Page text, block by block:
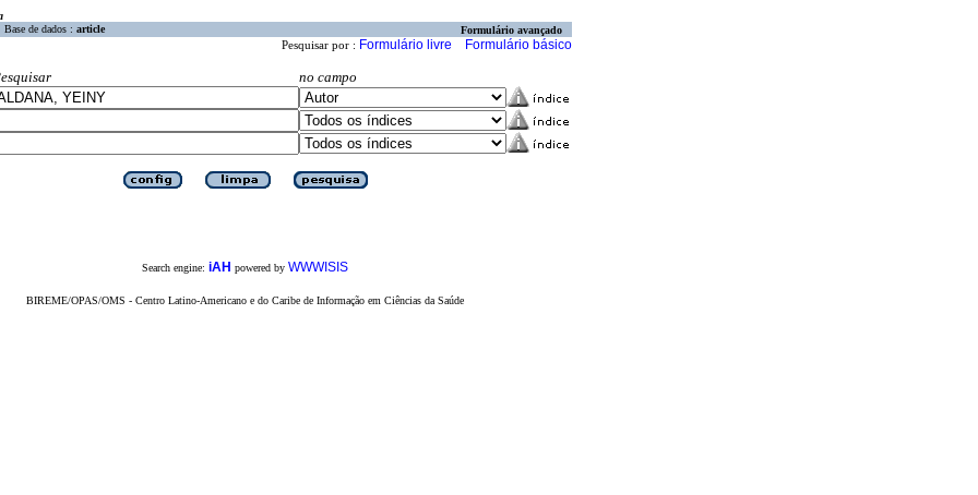
Base de dados : article Formulário avançado
Pesquisar por : Formulário livre Formulário básico
no campo
Search engine: iAH powered by WWWISIS
BIREME/OPAS/OMS - Centro Latino-Americano e do Caribe de Informação em Ciências da Saúde